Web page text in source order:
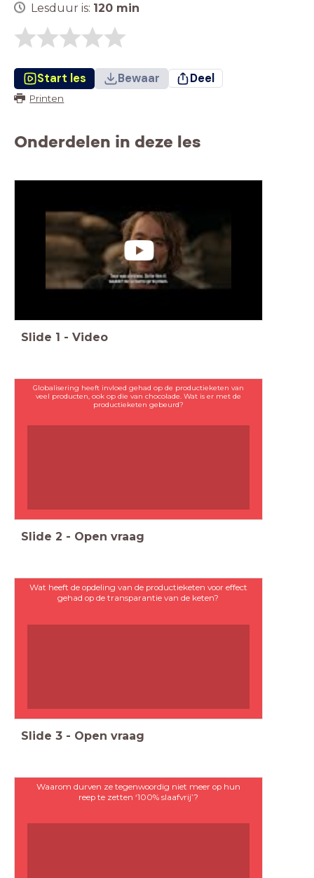
Lesduur is: 120 min
Start les Bewaar Deel
Printen
Onderdelen in deze les
Slide 1 - Video
Globalisering heeft invloed gehad op de productieketen van
veel producten, ook op die van chocolade. Wat is er met de
productieketen gebeurd?
Slide 2 - Open vraag
Wat heeft de opdeling van de productieketen voor effect
gehad op de transparantie van de keten?
Slide 3 - Open vraag
Waarom durven ze tegenwoordig niet meer op hun
reep te zetten ‘100% slaafvrij’?